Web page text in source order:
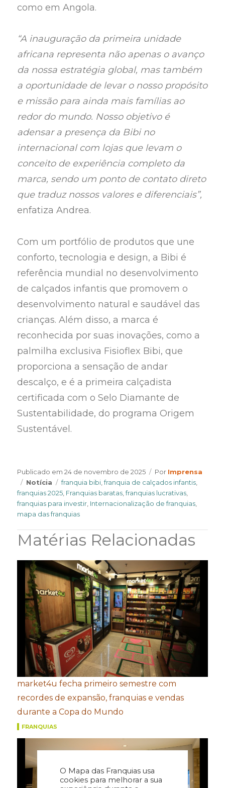
O Mapa das Franquias usa
cookies para melhorar a sua
como em Angola.
“A inauguração da primeira unidade
africana representa não apenas o avanço
da nossa estratégia global, mas também
a oportunidade de levar o nosso propósito
e missão para ainda mais famílias ao
redor do mundo. Nosso objetivo é
adensar a presença da Bibi no
internacional com lojas que levam o
conceito de experiência completo da
marca, sendo um ponto de contato direto
que traduz nossos valores e diferenciais”,
enfatiza Andrea.
Com um portfólio de produtos que une
conforto, tecnologia e design, a Bibi é
referência mundial no desenvolvimento
de calçados infantis que promovem o
desenvolvimento natural e saudável das
crianças. Além disso, a marca é
reconhecida por suas inovações, como a
palmilha exclusiva Fisioflex Bibi, que
proporciona a sensação de andar
descalço, e é a primeira calçadista
certificada com o Selo Diamante de
Sustentabilidade, do programa Origem
Sustentável.
Publicado em24 de novembro de 2025 Por Author
Imprensa
Categories
Notícia Tags
franquia bibi ,franquia de calçados infantis
franquias 2025 Franquias baratas ,franquias lucrativas
franquias para investir Internacionalização de franquias
mapa das franquias
Matérias Relacionadas
market4u fecha primeiro semestre com
recordes de expansão, franquias e vendas
durante a Copa do Mundo
FRANQUIAS